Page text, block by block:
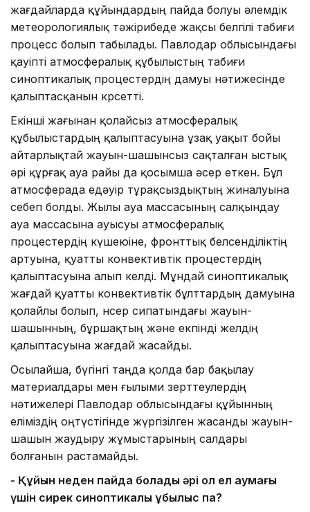
жағдайларда құйындардың пайда болуы әлемдік
метеорологиялық тәжірибеде жақсы белгілі табиғи
процесс болып табылады. Павлодар облысындағы
қауіпті атмосфералық құбылыстың табиғи
синоптикалық процестердің дамуы нәтижесінде
қалыптасқанын көрсетті.
Екінші жағынан қолайсыз атмосфералық
құбылыстардың қалыптасуына ұзақ уақыт бойы
айтарлықтай жауын-шашынсыз сақталған ыстық
әрі құрғақ ауа райы да қосымша әсер еткен. Бұл
атмосферада едәуір тұрақсыздықтың жиналуына
себеп болды. Жылы ауа массасының салқындау
ауа массасына ауысуы атмосфералық
процестердің күшеюіне, фронттық белсенділіктің
артуына, қуатты конвективтік процестердің
қалыптасуына алып келді. Мұндай синоптикалық
жағдай қуатты конвективтік бұлттардың дамуына
қолайлы болып, нөсер сипатындағы жауын-
шашынның, бұршақтың және екпінді желдің
қалыптасуына жағдай жасайды.
Осылайша, бүгінгі таңда қолда бар бақылау
материалдары мен ғылыми зерттеулердің
нәтижелері Павлодар облысындағы құйынның
еліміздің оңтүстігінде жүргізілген жасанды жауын-
шашын жаудыру жұмыстарының салдары
болғанын растамайды.
- Құйын неден пайда болады әрі ол ел аумағы
үшін сирек синоптикалық құбылыс па?